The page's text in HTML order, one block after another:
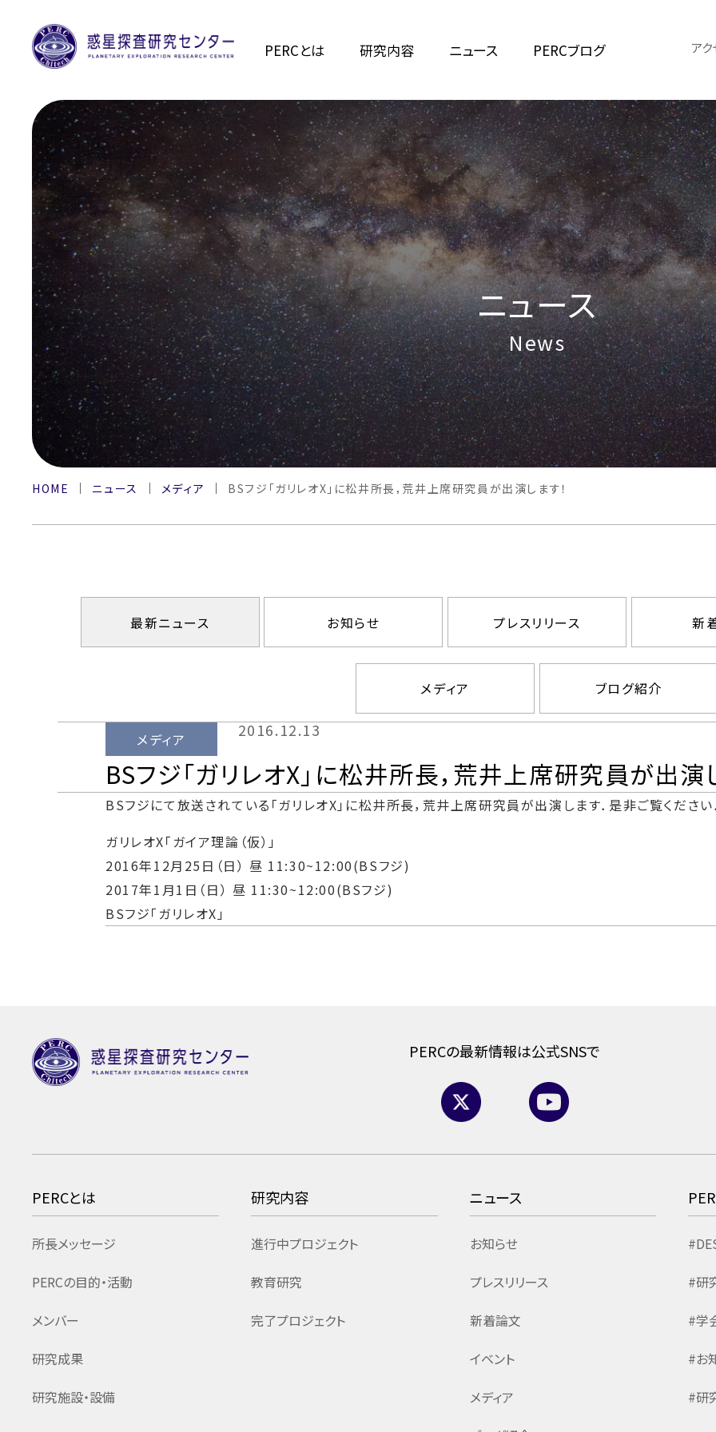
PERCとは 研究内容 ニュース PERCブログ アク
ニュース
News
HOME ニュース メディア BSフジ「ガリレオX」に松井所長，荒井上席研究員が出演します！
最新ニュース お知らせ プレスリリース 新
メディア ブログ紹介
メディア 2016.12.13
BSフジ「ガリレオX」に松井所長，荒井上席研究員が出演
BSフジにて放送されている「ガリレオX」に松井所長，荒井上席研究員が出演します．是非ご覧ください．
ガリレオX「ガイア理論（仮）」
2016年12月25日（日） 昼 11:30~12:00(BSフジ)
2017年1月1日（日） 昼 11:30~12:00(BSフジ)
BSフジ「ガリレオX」
PERCの最新情報は公式SNSで
PERCとは
所長メッセージ
PERCの目的・活動
メンバー
研究成果
研究施設・設備
研究内容
進行中プロジェクト
教育研究
完了プロジェクト
ニュース
お知らせ
プレスリリース
新着論文
イベント
メディア
#研
#学
#お
#研